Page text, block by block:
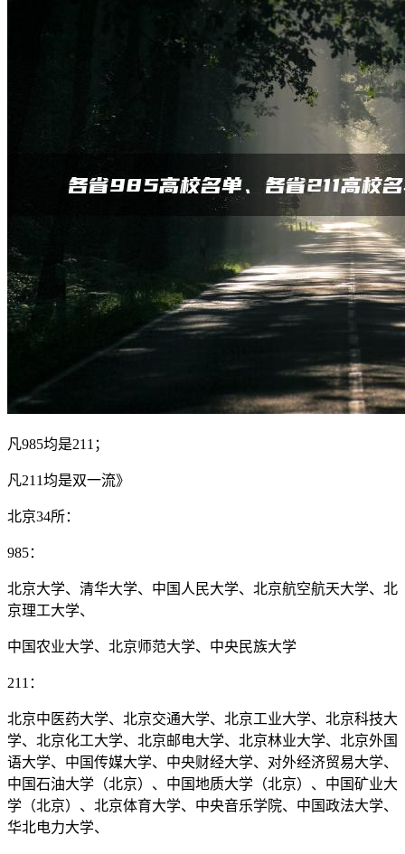
凡985均是211；
凡211均是双一流》
北京34所：
985：
北京大学、清华大学、中国人民大学、北京航空航天大学、北
京理工大学、
中国农业大学、北京师范大学、中央民族大学
211：
北京中医药大学、北京交通大学、北京工业大学、北京科技大
学、北京化工大学、北京邮电大学、北京林业大学、北京外国
语大学、中国传媒大学、中央财经大学、对外经济贸易大学、
中国石油大学（北京）、中国地质大学（北京）、中国矿业大
学（北京）、北京体育大学、中央音乐学院、中国政法大学、
华北电力大学、